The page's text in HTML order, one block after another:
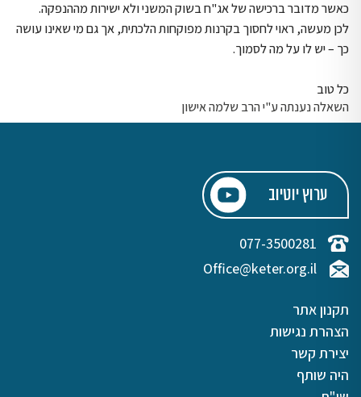
כאשר מדובר ברכישה של אג"ח בשוק המשני ולא ישירות מההנפקה.
לכן מעשה, ראוי לחסוך בקרנות מפוקחות הלכתית, אך גם מי שאינו עושה
כך – יש לו על מה לסמוך.
כל טוב
השאלה נענתה ע"י הרב שלמה אישון
ערוץ יוטיוב
077-3500281
Office@keter.org.il
תקנון אתר
הצהרת נגישות
יצירת קשר
היה שותף